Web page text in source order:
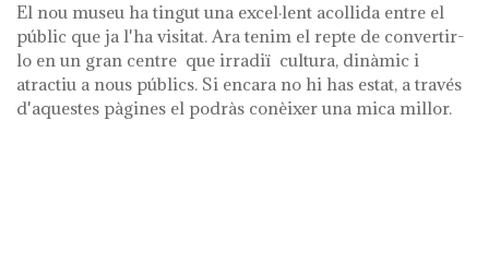
El nou museu ha tingut una excel·lent acollida entre el
públic que ja l'ha visitat. Ara tenim el repte de convertir-
lo en un gran centre que irradiï cultura, dinàmic i
atractiu a nous públics. Si encara no hi has estat, a través
d'aquestes pàgines el podràs conèixer una mica millor.